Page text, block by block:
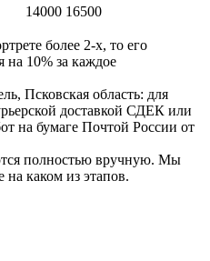
14000 16500
более 2-х, то его
на 10% за каждое
Псковская область: для
доставкой СДЕК или
на бумаге Почтой России от
полностью вручную. Мы
на каком из этапов.